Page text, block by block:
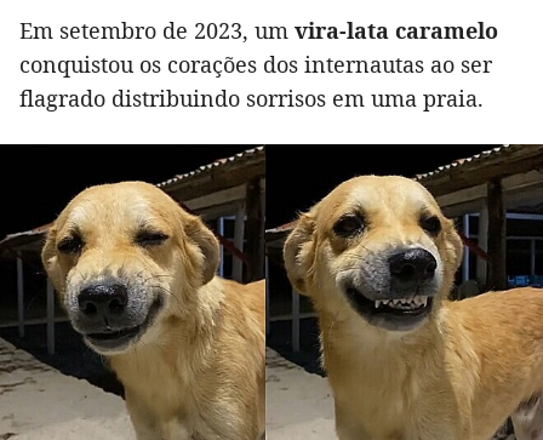
Em setembro de 2023, um vira-lata caramelo
conquistou os corações dos internautas ao ser
flagrado distribuindo sorrisos em uma praia.